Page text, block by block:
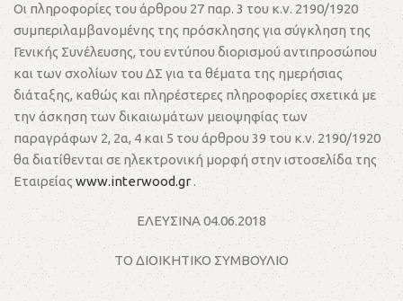
Οι πληροφορίες του άρθρου 27 παρ. 3 του κ.ν. 2190/1920
συμπεριλαμβανομένης της πρόσκλησης για σύγκληση της
Γενικής Συνέλευσης, του εντύπου διορισμού αντιπροσώπου
και των σχολίων του ΔΣ για τα θέματα της ημερήσιας
διάταξης, καθώς και πληρέστερες πληροφορίες σχετικά με
την άσκηση των δικαιωμάτων μειοψηφίας των
παραγράφων 2, 2α, 4 και 5 του άρθρου 39 του κ.ν. 2190/1920
θα διατίθενται σε ηλεκτρονική μορφή στην ιστοσελίδα της
Εταιρείαςwww.interwood.gr.
ΕΛΕΥΣΙΝΑ 04.06.2018
ΤΟ ΔΙΟΙΚΗΤΙΚΟ ΣΥΜΒΟΥΛΙΟ